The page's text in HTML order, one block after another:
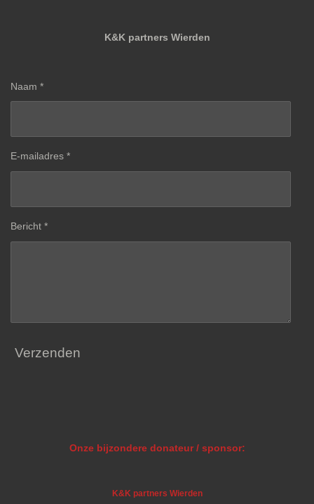
K&K partners Wierden
Naam *
E-mailadres *
Bericht *
Verzenden
Onze bijzondere donateur / sponsor:
K&K partners Wierden